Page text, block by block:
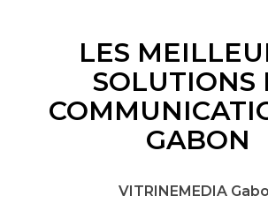
LES
SOLUTIONS
GABON
VITRINEMEDIA